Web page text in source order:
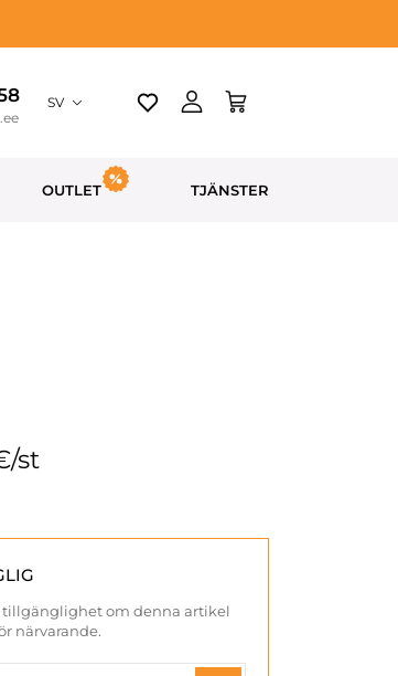
SV
OUTLET TJÄNSTER
st
om denna artikel
närvarande.